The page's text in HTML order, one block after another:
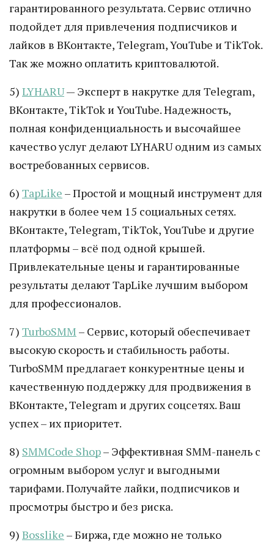
гарантированного результата. Сервис отлично
подойдет для привлечения подписчиков и
лайков в ВКонтакте, Telegram, YouTube и TikTok.
Так же можно оплатить криптовалютой.
5) LYHARU— Эксперт в накрутке для Telegram,
ВКонтакте, TikTok и YouTube. Надежность,
полная конфиденциальность и высочайшее
качество услуг делают LYHARU одним из самых
востребованных сервисов.
6) TapLike – Простой и мощный инструмент для
накрутки в более чем 15 социальных сетях.
ВКонтакте, Telegram, TikTok, YouTube и другие
платформы – всё под одной крышей.
Привлекательные цены и гарантированные
результаты делают TapLike лучшим выбором
для профессионалов.
7) TurboSMM – Сервис, который обеспечивает
высокую скорость и стабильность работы.
TurboSMM предлагает конкурентные цены и
качественную поддержку для продвижения в
ВКонтакте, Telegram и других соцсетях. Ваш
успех – их приоритет.
8) SMMCode Shop– Эффективная SMM-панель с
огромным выбором услуг и выгодными
тарифами. Получайте лайки, подписчиков и
просмотры быстро и без риска.
9) Bosslike – Биржа, где можно не только